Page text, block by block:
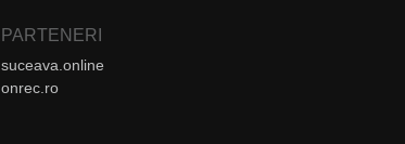
PARTENERI
suceava.online
onrec.ro